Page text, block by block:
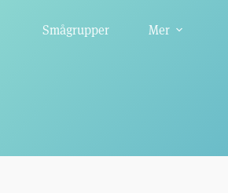
Smågrupper Mer